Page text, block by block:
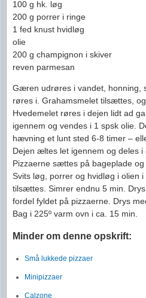
100 g hk. løg
200 g porrer i ringe
1 fed knust hvidløg
olie
200 g champignon i skiver
reven parmesan
Gæren udrøres i vandet, honning,
røres i. Grahamsmelet tilsættes,
Hvedemelet røres i dejen lidt ad
igennem og vendes i 1 spsk olie.
hævning et lunt sted 6-8 timer –
Dejen æltes let igennem og deles i
Pizzaerne sættes på bageplade
Svits løg, porrer og hvidløg i olien
tilsættes. Simrer endnu 5 min.
fordel fyldet på pizzaerne. Drys
Bag i 225º varm ovn i ca. 15 min.
Minder om denne opskrift:
Små lukkede pizzaer
Minipizzaer
Calzone